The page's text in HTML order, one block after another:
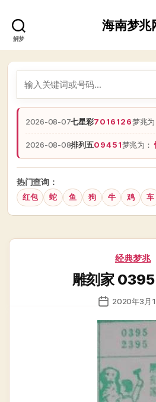
解梦
海南梦兆
2026-08-07七星彩7016126梦兆
2026-08-08排列五09451梦兆为：
热门查询：
红包 蛇 鱼 狗 牛 鸡 车
分
经典梦兆
雕刻家
发
日
2020年3月